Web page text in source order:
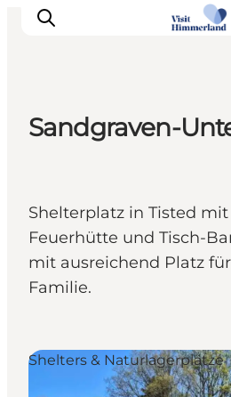
Städte und Orte
Das passiert
Reiseplanung
Praktische
Sandgraven-
Shelterplatz in Tisted
Feuerhütte und Tisch-
mit ausreichend Platz
Familie.
Shelters & Naturlagerplätze